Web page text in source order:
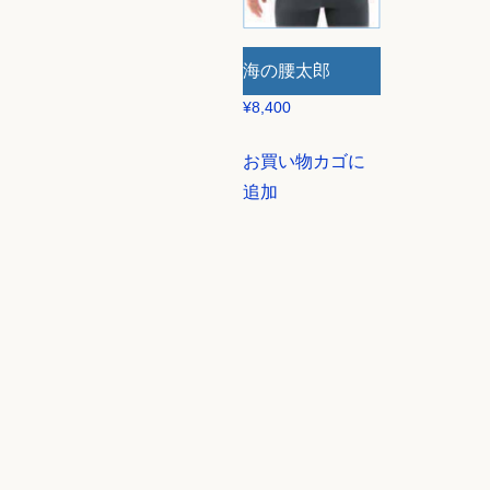
海の腰太郎
¥8,400
お買い物カゴに
追加